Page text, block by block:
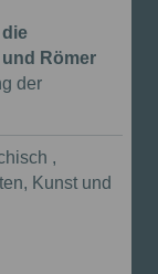
Römer
der
,
Kunst und